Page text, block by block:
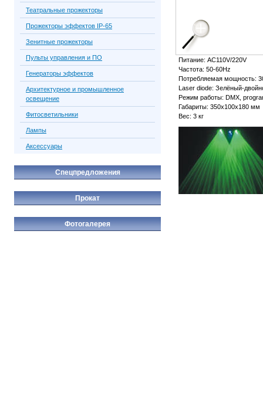
Питание: AC110V/220V
Частота: 50-60Hz
Потребляемая мощность:
Laser diode: Зелёный-
Режим работы: DMX,
Габариты: 350х100х180 мм
Вес: 3 кг
Театральные прожекторы
Прожекторы эффектов IP-65
Зенитные прожекторы
Пульты управления и ПО
Генераторы эффектов
Архитектурное и промышленное
освещение
Фитосветильники
Лампы
Аксессуары
Спецпредложения
Прокат
Фотогалерея